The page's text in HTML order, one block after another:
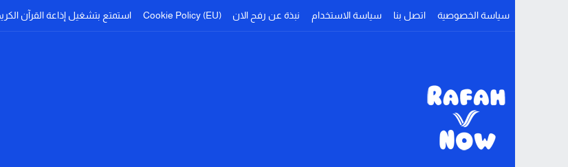
سياسة الخصوصية اتصل بنا سياسة الاستخدام نبذة عن رفح الان Cookie Policy (EU) استمتع بتشغيل إذاعة القرآن